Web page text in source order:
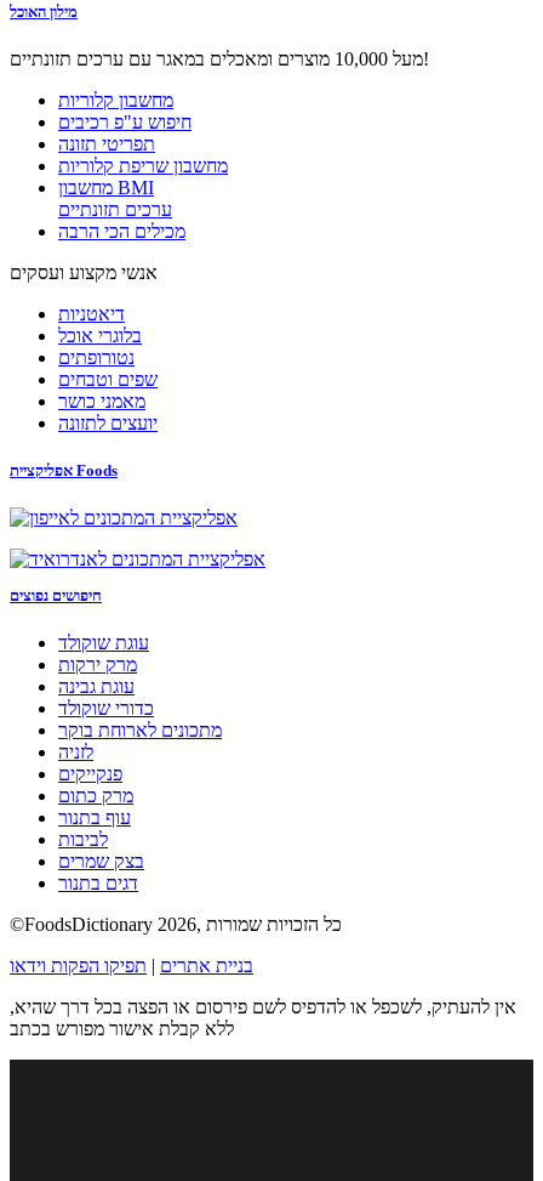
מילון האוכל
מעל 10,000 מוצרים ומאכלים במאגר עם ערכים תזונתיים!
מחשבון קלוריות
חיפוש ע"פ רכיבים
תפריטי תזונה
מחשבון שריפת קלוריות
מחשבון BMI
ערכים תזונתיים
מכילים הכי הרבה
אנשי מקצוע ועסקים
דיאטניות
בלוגרי אוכל
נטורופתים
שפים וטבחים
מאמני כושר
יועצים לתזונה
אפליקציית Foods
חיפושים נפוצים
עוגת שוקולד
מרק ירקות
עוגת גבינה
כדורי שוקולד
מתכונים לארוחת בוקר
לזניה
פנקייקים
מרק כתום
עוף בתנור
לביבות
בצק שמרים
דגים בתנור
©FoodsDictionary 2026, כל הזכויות שמורות
בניית אתרים
תפיקו הפקות וידאו
אין להעתיק, לשכפל או להדפיס לשם פירסום או הפצה בכל דרך שהיא,
ללא קבלת אישור מפורש בכתב